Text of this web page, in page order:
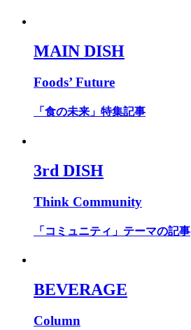
MAIN DISH
Foods’ Future
「食の未来」特集記事
3rd DISH
Think Community
「コミュニティ」テーマの記事
BEVERAGE
Column